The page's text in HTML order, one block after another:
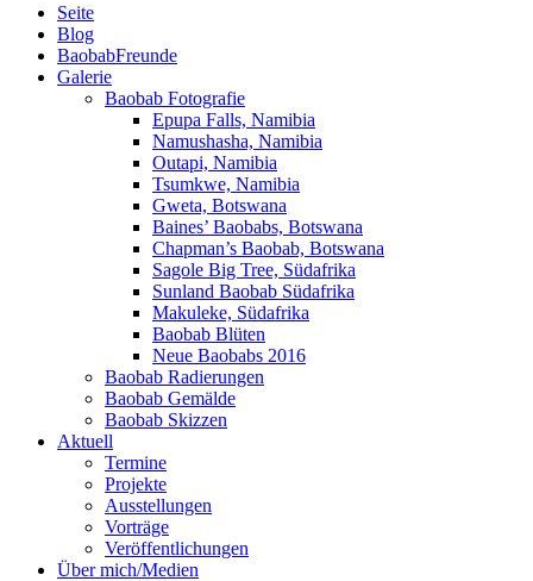
Primäres
Menü
Seite
Blog
BaobabFreunde
Galerie
Baobab Fotografie
Epupa Falls, Namibia
Namushasha, Namibia
Outapi, Namibia
Tsumkwe, Namibia
Gweta, Botswana
Baines’ Baobabs, Botswana
Chapman’s Baobab, Botswana
Sagole Big Tree, Südafrika
Sunland Baobab Südafrika
Makuleke, Südafrika
Baobab Blüten
Neue Baobabs 2016
Baobab Radierungen
Baobab Gemälde
Baobab Skizzen
Aktuell
Termine
Projekte
Ausstellungen
Vorträge
Veröffentlichungen
Über mich/Medien